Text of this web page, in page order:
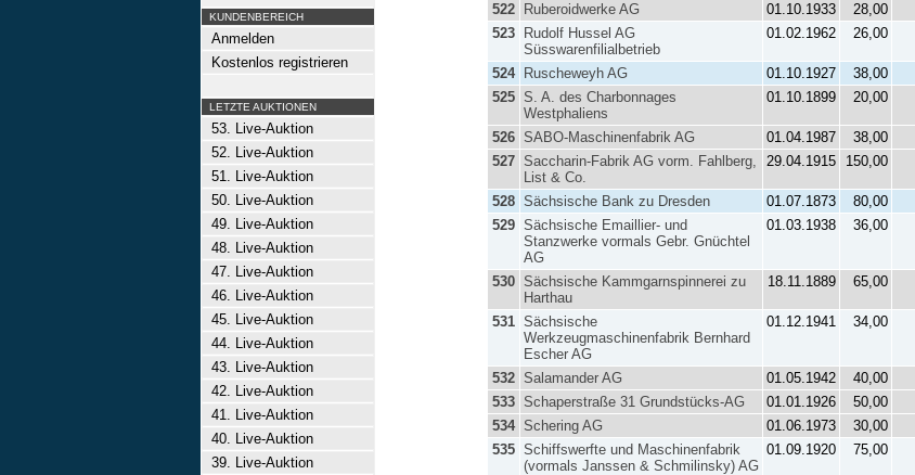
KUNDENBEREICH
Anmelden
Kostenlos registrieren
LETZTE AUKTIONEN
53. Live-Auktion
52. Live-Auktion
51. Live-Auktion
50. Live-Auktion
49. Live-Auktion
48. Live-Auktion
47. Live-Auktion
46. Live-Auktion
45. Live-Auktion
44. Live-Auktion
43. Live-Auktion
42. Live-Auktion
41. Live-Auktion
40. Live-Auktion
39. Live-Auktion
522
Ruberoidwerke AG 01.10.1933 28,00
523
Rudolf Hussel AG
Süsswarenfilialbetrieb
01.02.1962 26,00
524 Ruscheweyh AG 01.10.1927 38,00
525 S. A. des Charbonnages
Westphaliens
01.10.1899 20,00
526 SABO-Maschinenfabrik AG 01.04.1987 38,00
527 Saccharin-Fabrik AG vorm. Fahlberg,
List & Co.
29.04.1915 150,00
528 Sächsische Bank zu Dresden 01.07.1873 80,00
529 Sächsische Emaillier- und
Stanzwerke vormals Gebr. Gnüchtel
AG
01.03.1938 36,00
530 Sächsische Kammgarnspinnerei zu
Harthau
18.11.1889 65,00
531 Sächsische
Werkzeugmaschinenfabrik Bernhard
Escher AG
01.12.1941 34,00
532 Salamander AG 01.05.1942 40,00
533 Schaperstraße 31 Grundstücks-AG 01.01.1926 50,00
534 Schering AG 01.06.1973 30,00
535 Schiffswerfte und Maschinenfabrik
(vormals Janssen & Schmilinsky) AG
01.09.1920 75,00